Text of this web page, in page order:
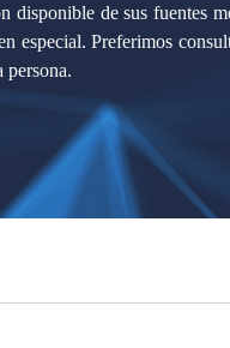
disponible de sus fuentes
especial. Preferimos
persona.